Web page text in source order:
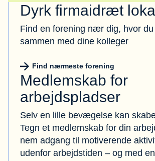
Dyrk firmaidræt
Find en forening nær dig, hvor
sammen med dine kolleger
Find nærmeste forening
Medlemskab for
arbejdspladser
Selv en lille bevægelse kan
Tegn et medlemskab for din
nem adgang til motiverende
udenfor arbejdstiden – og med